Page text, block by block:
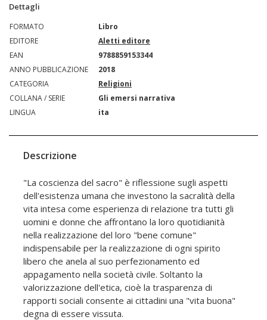
Dettagli
FORMATO
Libro
EDITORE
Aletti editore
EAN
9788859153344
ANNO PUBBLICAZIONE
2018
CATEGORIA
Religioni
COLLANA / SERIE
Gli emersi narrativa
LINGUA
ita
Descrizione
"La coscienza del sacro" è riflessione sugli aspetti
dell'esistenza umana che investono la sacralità della
vita intesa come esperienza di relazione tra tutti gli
uomini e donne che affrontano la loro quotidianità
nella realizzazione del loro "bene comune"
indispensabile per la realizzazione di ogni spirito
libero che anela al suo perfezionamento ed
appagamento nella società civile. Soltanto la
valorizzazione dell'etica, cioè la trasparenza di
rapporti sociali consente ai cittadini una "vita buona"
degna di essere vissuta.